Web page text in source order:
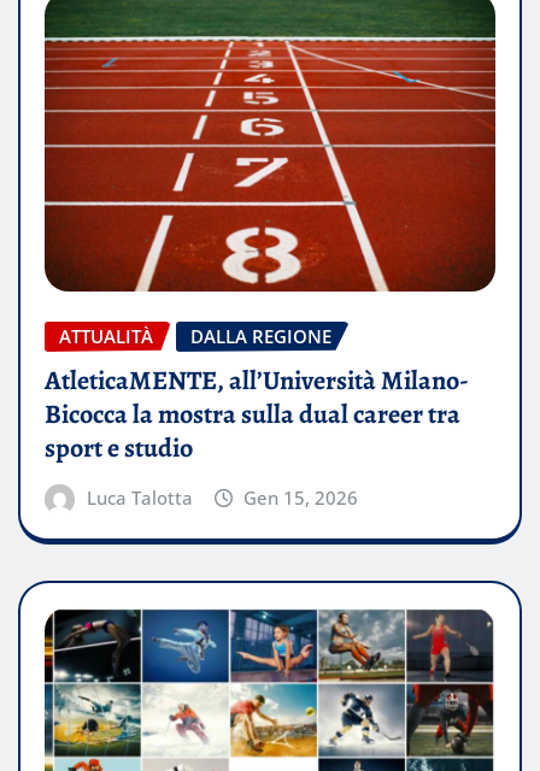
ATTUALITÀ DALLA REGIONE
AtleticaMENTE, all’Università Milano-
Bicocca la mostra sulla dual career tra
sport e studio
Luca Talotta Gen 15, 2026